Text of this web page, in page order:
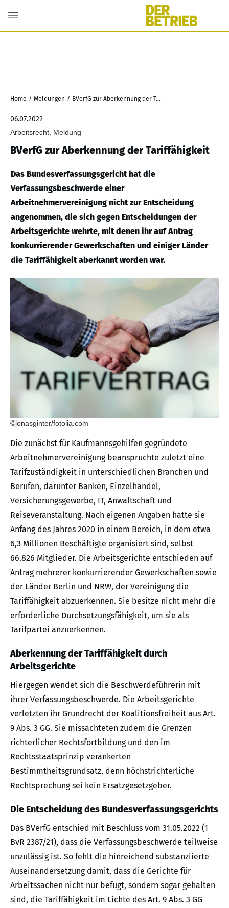
Home / Meldungen / BVerfG zur Aberkennung der Tariffähigkeit
06.07.2022
Arbeitsrecht, Meldung
BVerfG zur Aberkennung der Tariffähigkeit
Das Bundesverfassungsgericht hat die
Verfassungsbeschwerde einer
Arbeitnehmervereinigung nicht zur Entscheidung
angenommen, die sich gegen Entscheidungen der
Arbeitsgerichte wehrte, mit denen ihr auf Antrag
konkurrierender Gewerkschaften und einiger Länder
die Tariffähigkeit aberkannt worden war.
©jonasginter/fotolia.com
Die zunächst für Kaufmannsgehilfen gegründete
Arbeitnehmervereinigung beanspruchte zuletzt eine
Tarifzuständigkeit in unterschiedlichen Branchen und
Berufen, darunter Banken, Einzelhandel,
Versicherungsgewerbe, IT, Anwaltschaft und
Reiseveranstaltung. Nach eigenen Angaben hatte sie
Anfang des Jahres 2020 in einem Bereich, in dem etwa
6,3 Millionen Beschäftigte organisiert sind, selbst
66.826 Mitglieder. Die Arbeitsgerichte entschieden auf
Antrag mehrerer konkurrierender Gewerkschaften sowie
der Länder Berlin und NRW, der Vereinigung die
Tariffähigkeit abzuerkennen. Sie besitze nicht mehr die
erforderliche Durchsetzungsfähigkeit, um sie als
Tarifpartei anzuerkennen.
Aberkennung der Tariffähigkeit durch
Arbeitsgerichte
Hiergegen wendet sich die Beschwerdeführerin mit
ihrer Verfassungsbeschwerde. Die Arbeitsgerichte
verletzten ihr Grundrecht der Koalitionsfreiheit aus Art.
9 Abs. 3 GG. Sie missachteten zudem die Grenzen
richterlicher Rechtsfortbildung und den im
Rechtsstaatsprinzip verankerten
Bestimmtheitsgrundsatz, denn höchstrichterliche
Rechtsprechung sei kein Ersatzgesetzgeber.
Die Entscheidung des Bundesverfassungsgerichts
Das BVerfG entschied mit Beschluss vom 31.05.2022 (1
BvR 2387/21), dass die Verfassungsbeschwerde teilweise
unzulässig ist. So fehlt die hinreichend substanziierte
Auseinandersetzung damit, dass die Gerichte für
Arbeitssachen nicht nur befugt, sondern sogar gehalten
sind, die Tariffähigkeit im Lichte des Art. 9 Abs. 3 GG